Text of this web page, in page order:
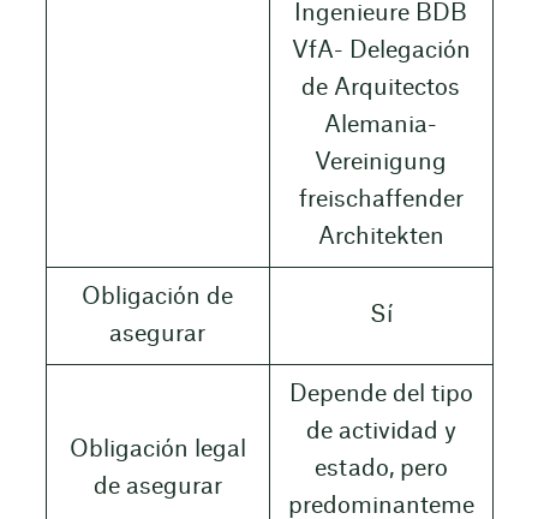
Ingenieure BDB
VfA- Delegación
de Arquitectos
Alemania-
Vereinigung
freischaffender
Architekten
Obligación de
asegurar
Sí
Obligación legal
de asegurar
Depende del tipo
de actividad y
estado, pero
predominanteme